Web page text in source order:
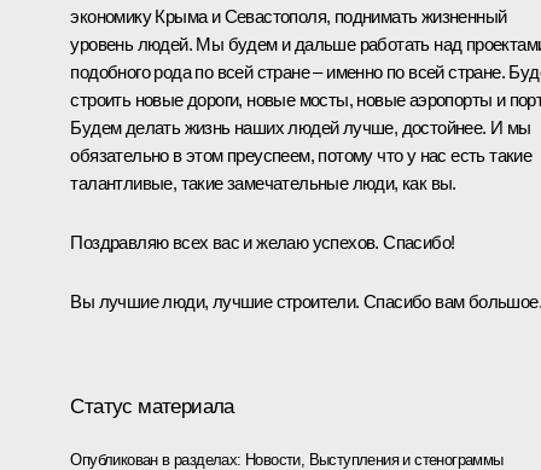
экономику Крыма и Севастополя, поднимать жизненный
уровень людей. Мы будем и дальше работать над
подобного рода по всей стране – именно по всей стране.
строить новые дороги, новые мосты, новые аэропорты и
Будем делать жизнь наших людей лучше, достойнее. И мы
обязательно в этом преуспеем, потому что у нас есть такие
талантливые, такие замечательные люди, как вы.
Поздравляю всех вас и желаю успехов. Спасибо!
Вы лучшие люди, лучшие строители. Спасибо вам большое.
Статус материала
Опубликован в разделах: Новости, Выступления и стенограммы